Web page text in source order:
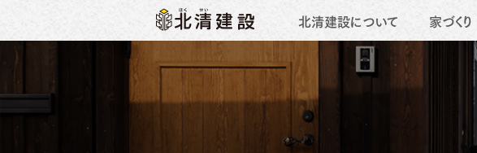
北清建設について
会社概要
家づくり
薪スト